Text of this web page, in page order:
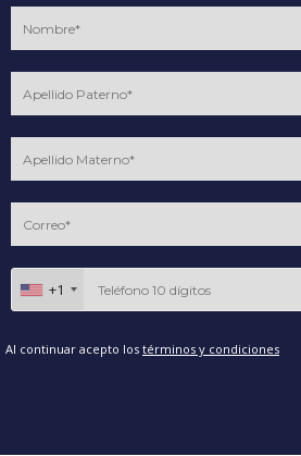
+1
Al continuar acepto los términos y condiciones